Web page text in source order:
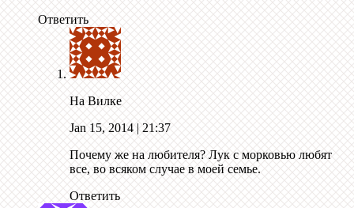
Ответить
На Вилке
Jan 15, 2014 | 21:37
Почему же на любителя? Лук с морковью любят
все, во всяком случае в моей семье.
Ответить